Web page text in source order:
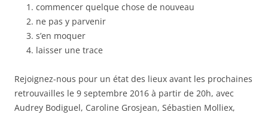
commencer quelque chose de nouveau
ne pas y parvenir
s’en moquer
laisser une trace
Rejoignez-nous pour un état des lieux avant les prochaines
retrouvailles le 9 septembre 2016 à partir de 20h, avec
Audrey Bodiguel, Caroline Grosjean, Sébastien Molliex,